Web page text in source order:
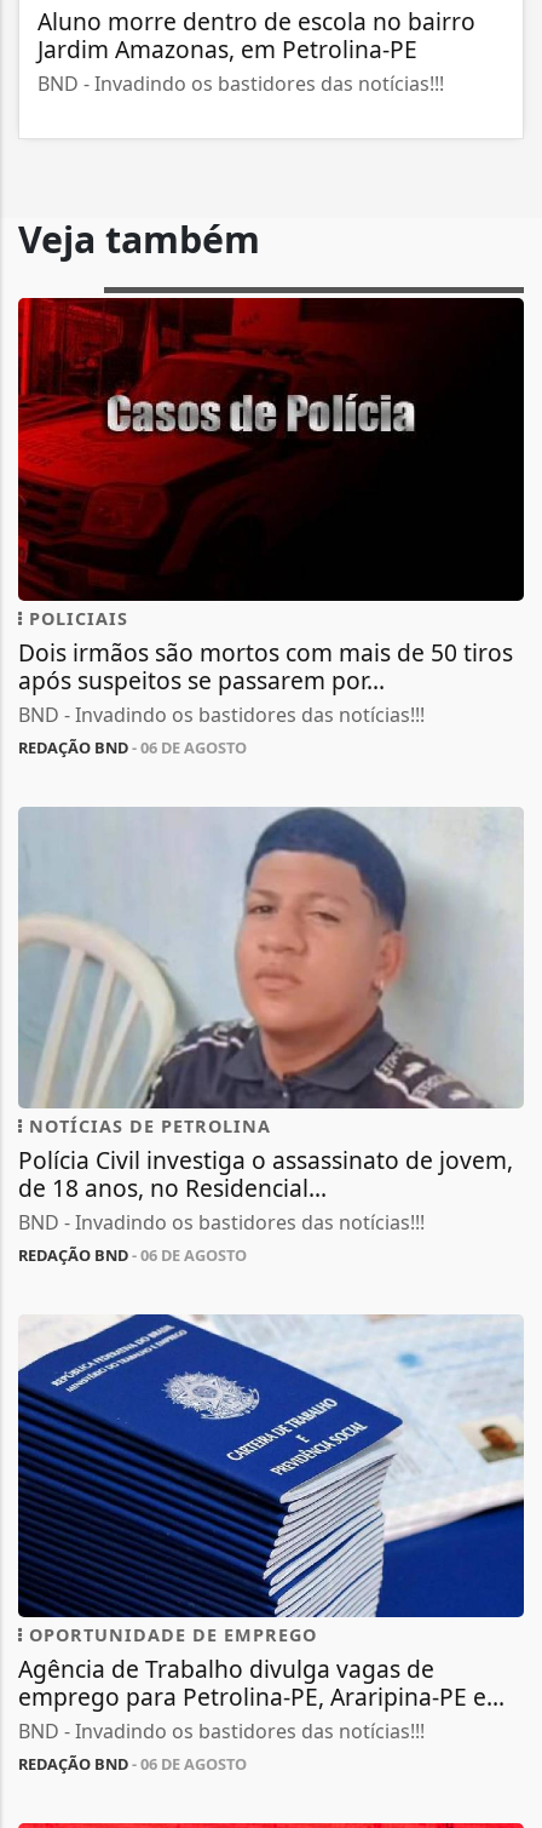
Aluno morre dentro de escola no bairro
Jardim Amazonas, em Petrolina-PE
BND - Invadindo os bastidores das notícias!!!
Veja também
POLICIAIS
Dois irmãos são mortos com mais de 50 tiros
após suspeitos se passarem por...
BND - Invadindo os bastidores das notícias!!!
REDAÇÃO BND- 06 DE AGOSTO
NOTÍCIAS DE PETROLINA
Polícia Civil investiga o assassinato de jovem,
de 18 anos, no Residencial...
BND - Invadindo os bastidores das notícias!!!
REDAÇÃO BND- 06 DE AGOSTO
OPORTUNIDADE DE EMPREGO
Agência de Trabalho divulga vagas de
emprego para Petrolina-PE, Araripina-PE e...
BND - Invadindo os bastidores das notícias!!!
REDAÇÃO BND- 06 DE AGOSTO